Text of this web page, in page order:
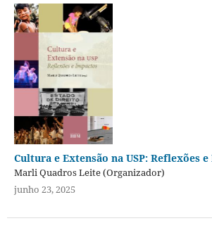
Cultura e Extensão na USP: Reflexões
Marli Quadros Leite (Organizador)
junho 23, 2025